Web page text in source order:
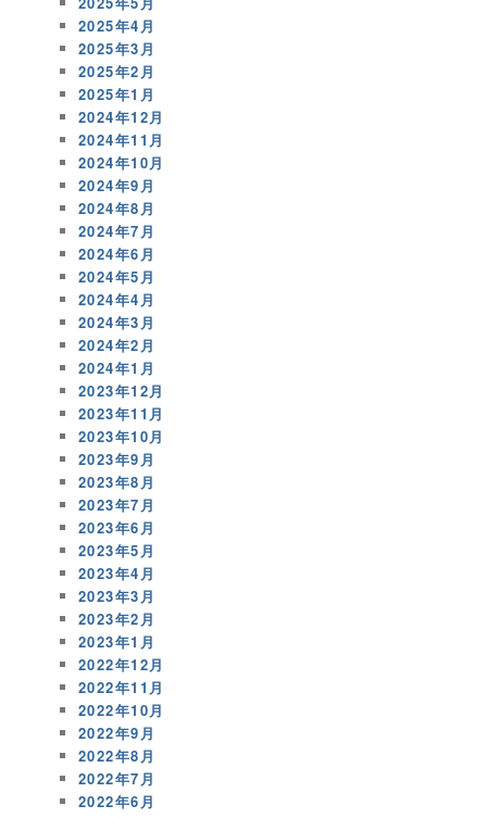
2025年4月
2025年3月
2025年2月
2025年1月
2024年12月
2024年11月
2024年10月
2024年9月
2024年8月
2024年7月
2024年6月
2024年5月
2024年4月
2024年3月
2024年2月
2024年1月
2023年12月
2023年11月
2023年10月
2023年9月
2023年8月
2023年7月
2023年6月
2023年5月
2023年4月
2023年3月
2023年2月
2023年1月
2022年12月
2022年11月
2022年10月
2022年9月
2022年8月
2022年7月
2022年6月